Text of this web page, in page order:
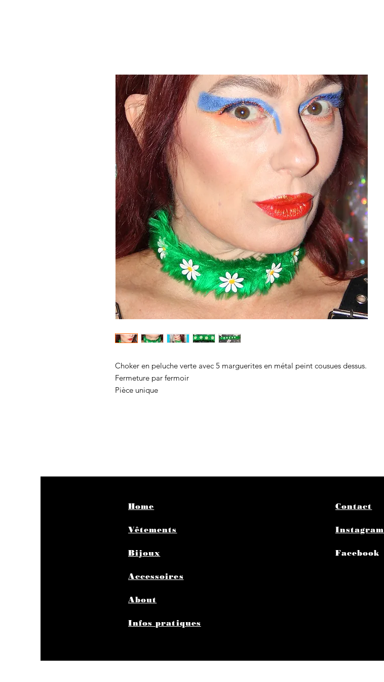
Choker en peluche verte avec 5 marguerites en métal peint cousues dessus.
Fermeture par fermoir
Pièce unique
Home
Vêtements
Bijoux
Accessoires
About
Infos pratiques
Contact
Instagram
Facebook